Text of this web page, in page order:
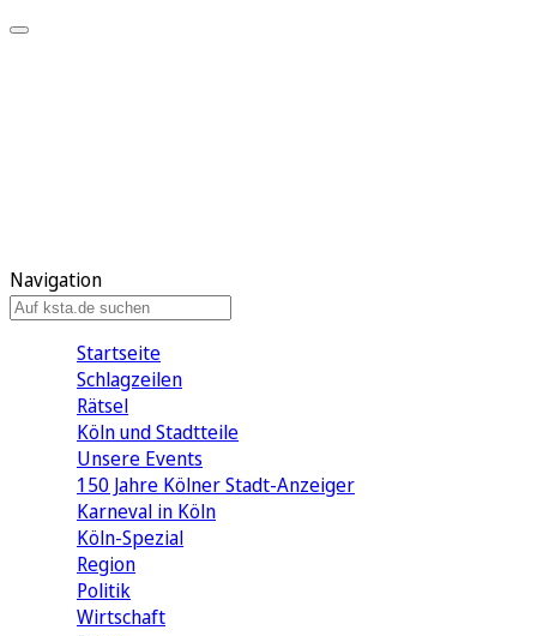
Navigation
Startseite
Schlagzeilen
Rätsel
Köln und Stadtteile
Unsere Events
150 Jahre Kölner Stadt-Anzeiger
Karneval in Köln
Köln-Spezial
Region
Politik
Wirtschaft